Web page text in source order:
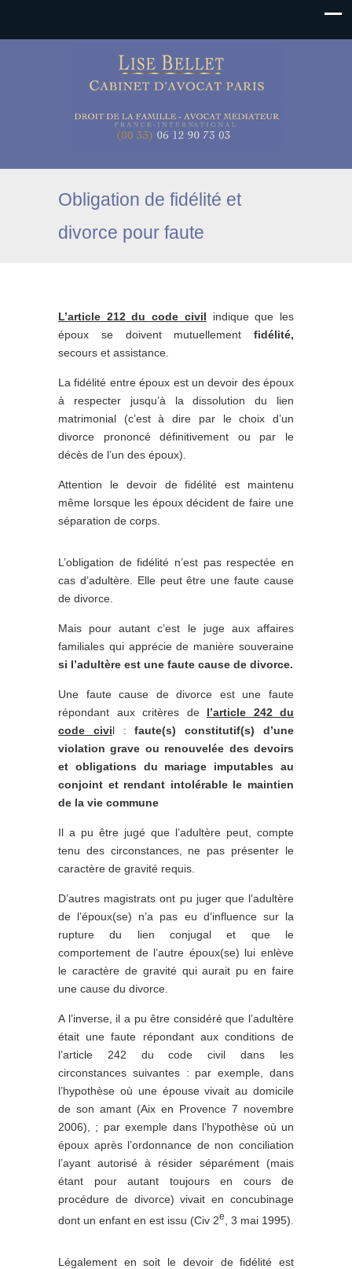
Obligation de fidélité et
divorce pour faute
L’article 212 du code civil indique que les
époux se doivent mutuellement fidélité,
secours et assistance.
La fidélité entre époux est un devoir des époux
à respecter jusqu’à la dissolution du lien
matrimonial (c’est à dire par le choix d’un
divorce prononcé définitivement ou par le
décès de l’un des époux).
Attention le devoir de fidélité est maintenu
même lorsque les époux décident de faire une
séparation de corps.
L’obligation de fidélité n’est pas respectée en
cas d’adultère. Elle peut être une faute cause
de divorce.
Mais pour autant c’est le juge aux affaires
familiales qui apprécie de manière souveraine
si l’adultère est une faute cause de divorce.
Une faute cause de divorce est une faute
répondant aux critères de l’article 242 du
code civil :faute(s) constitutif(s) d’une
violation grave ou renouvelée des devoirs
et obligations du mariage imputables au
conjoint et rendant intolérable le maintien
de la vie commune
Il a pu être jugé que l’adultère peut, compte
tenu des circonstances, ne pas présenter le
caractère de gravité requis.
D’autres magistrats ont pu juger que l’adultère
de l’époux(se) n’a pas eu d’influence sur la
rupture du lien conjugal et que le
comportement de l’autre époux(se) lui enlève
le caractère de gravité qui aurait pu en faire
une cause du divorce.
A l’inverse, il a pu être considéré que l’adultère
était une faute répondant aux conditions de
l’article 242 du code civil dans les
circonstances suivantes : par exemple, dans
l’hypothèse où une épouse vivait au domicile
de son amant (Aix en Provence 7 novembre
2006), ; par exemple dans l’hypothèse où un
époux après l’ordonnance de non conciliation
l’ayant autorisé à résider séparément (mais
étant pour autant toujours en cours de
procédure de divorce) vivait en concubinage
dont un enfant en est issu (Civ 2e , 3 mai 1995).
Légalement en soit le devoir de fidélité est